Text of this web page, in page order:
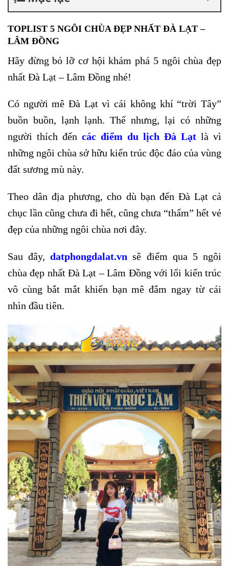
TOPLIST 5 NGÔI CHÙA ĐẸP NHẤT ĐÀ LẠT –
LÂM ĐỒNG
Hãy đừng bỏ lỡ cơ hội khám phá 5 ngôi chùa đẹp
nhất Đà Lạt – Lâm Đồng nhé!
Có người mê Đà Lạt vì cái không khí “trời Tây”
buồn buồn, lạnh lạnh. Thế nhưng, lại có những
người thích đến các điểm du lịch Đà Lạt là vì
những ngôi chùa sở hữu kiến trúc độc đáo của vùng
đất sương mù này.
Theo dân địa phương, cho dù bạn đến Đà Lạt cả
chục lần cũng chưa đi hết, cũng chưa “thấm” hết vẻ
đẹp của những ngôi chùa nơi đây.
Sau đây,datphongdalat.vn sẽ điểm qua 5 ngôi
chùa đẹp nhất Đà Lạt – Lâm Đồng với lối kiến trúc
vô cùng bắt mắt khiến bạn mê đắm ngay từ cái
nhìn đầu tiên.